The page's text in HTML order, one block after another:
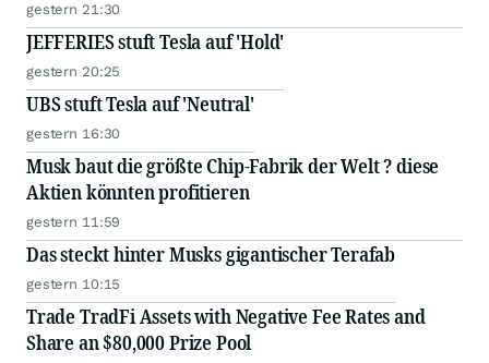
gestern 21:30
JEFFERIES stuft Tesla auf 'Hold'
gestern 20:25
UBS stuft Tesla auf 'Neutral'
gestern 16:30
Musk baut die größte Chip-Fabrik der Welt ? diese
Aktien könnten profitieren
gestern 11:59
Das steckt hinter Musks gigantischer Terafab
gestern 10:15
Trade TradFi Assets with Negative Fee Rates and
Share an $80,000 Prize Pool